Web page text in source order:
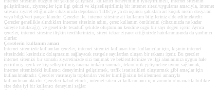
geliştirilmesi, ziyaretçiler için ilgi çekici ve kişiselleştirilmiş bir internet sitesi/uygulama amacıyla, internet
sitesini ziyaret ettiğinizde cihazınızda depolanan TİDE’ye ya da üçüncü şahıslara ait küçük metin dosyaları
veya bilgi/veri parçacıklarıdır. Çerezler ile, internet sitesine ait kullanım bilgileriniz elde edilmektedir.
Çerezler genellikle alındıkları internet sitesinin adını, çerez kullanım ömürlerini (cihazınızda ne kadar
süreyle tutulacağı), ve genellikle tesadüfî şekilde oluşturulan kendine özgü bir sayı değeri içerir. Ayrıca
çerezler, internet sitesine ilişkin tercihlerinizin, siteyi tekrar ziyaret ettiğinizde hatırlanmasında da yardımcı
olurlar.
Çerezlerin kullanım amacı
Internet sitemizde kullanılan çerezler, internet sitemizi kullanan tüm kullanıcılar için, kişinin internet
sitesindeki kesintisiz dolaşmasını sağlayacak rastgele sayılardan oluşan bir rakamı içerir. Bu çerezler
internet sitemizi bir sonraki ziyaretinizde sizi tanımak ve beklentilerinize ve ilgi alanlarınıza uygun hale
getirilmiş içerik ve kişiselleştirilmiş tarama imkânı sunmak, teknolojik gelişmelere uyum sağlamak,
internet sitemizdeki kullanıcı deneyimini geliştirmek, trafik istatistikleri oluşturmak gibi amaçlar için
kullanılmaktadır. Çerezler vasıtasıyla toplanılan veriler kimliğinizin belirlenmesi amacıyla
kullanılmamaktadır. Çerezleri kabul etmek, internet sitemizi kullanmanız için zorunlu olmamakla birlikte
size daha iyi bir kullanıcı deneyimi sağlar.